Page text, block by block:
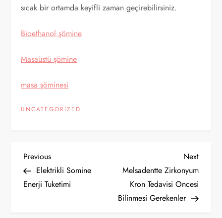
sıcak bir ortamda keyifli zaman geçirebilirsiniz.
Bioethanol şömine
Masaüstü şömine
masa şöminesi
UNCATEGORIZED
Y
a
Previous
Post
Previous
Elektrikli Somine
Enerji Tuketimi
Next
Post
Next
Melsadentte Zirkonyum
Kron Tedavisi Oncesi
Bilinmesi Gerekenler